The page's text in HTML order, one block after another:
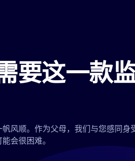
要这一款
风顺。作为父母，我们与您感同身
会很困难。